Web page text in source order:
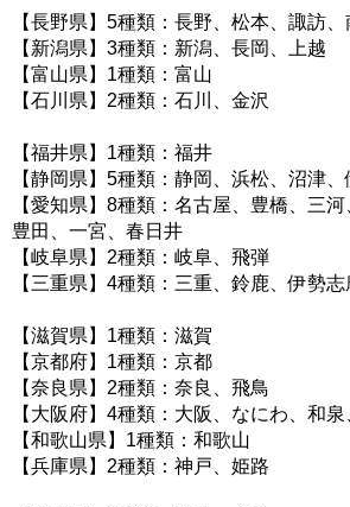
【長野県】5種類：長野、松本、諏訪
【新潟県】3種類：新潟、長岡、上越
【富山県】1種類：富山
【石川県】2種類：石川、金沢
【福井県】1種類：福井
【静岡県】5種類：静岡、浜松、沼津
【愛知県】8種類：名古屋、豊橋、三河
豊田、一宮、春日井
【岐阜県】2種類：岐阜、飛弾
【三重県】4種類：三重、鈴鹿、伊勢
【滋賀県】1種類：滋賀
【京都府】1種類：京都
【奈良県】2種類：奈良、飛鳥
【大阪府】4種類：大阪、なにわ、和泉
【和歌山県】1種類：和歌山
【兵庫県】2種類：神戸、姫路